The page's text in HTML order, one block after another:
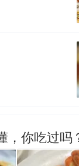
，你吃过吗